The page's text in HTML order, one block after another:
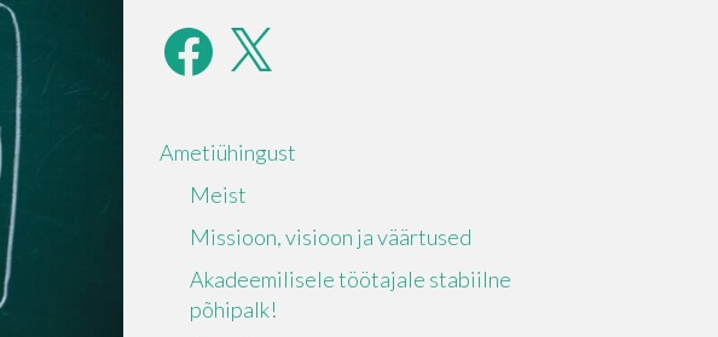
Facebook
X
Ametiühingust
Meist
Missioon, visioon ja väärtused
Akadeemilisele töötajale stabiilne
põhipalk!